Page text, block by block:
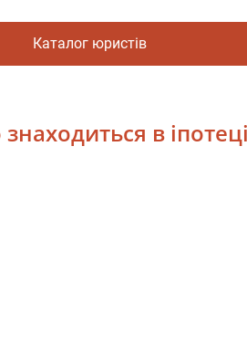
Каталог юристів
в іпотеці